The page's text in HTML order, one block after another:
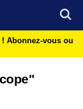
Abonnez-vous ou